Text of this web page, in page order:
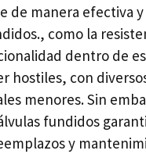
de manera efectiva
como la
dentro de
hostiles, con
menores. Sin
fundidos
y